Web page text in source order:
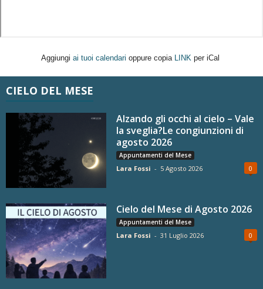
Aggiungi ai tuoi calendari oppure copia LINK per iCal
CIELO DEL MESE
Alzando gli occhi al cielo – Vale
la sveglia?Le congiunzioni di
agosto 2026
Appuntamenti del Mese
Lara Fossi - 5 Agosto 2026 0
Cielo del Mese di Agosto 2026
Appuntamenti del Mese
Lara Fossi - 31 Luglio 2026 0